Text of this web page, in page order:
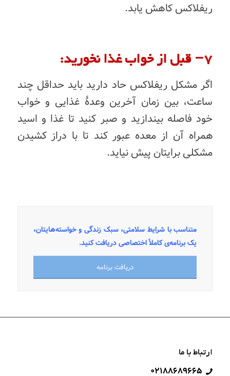
ریفلاکس کاهش یابد.
۷– قبل از خواب غذا نخورید:
اگر مشکل ریفلاکس حاد دارید باید حداقل چند
ساعت، بین زمان آخرین وعدۀ غذایی و خواب
خود فاصله بیندازید و صبر کنید تا غذا و اسید
همراه آن از معده عبور کند تا با دراز کشیدن
مشکلیبرایتان پیشنیاید.
متناسب با شرایط سلامتی، سبک زندگی و خواسته‌هایتان،
یک برنامه‌ی کاملاً اختصاصی دریافت کنید.
دریافت برنامه
ارتباط با ما
۰۲۱۸۸۶۸۹۶۶۵